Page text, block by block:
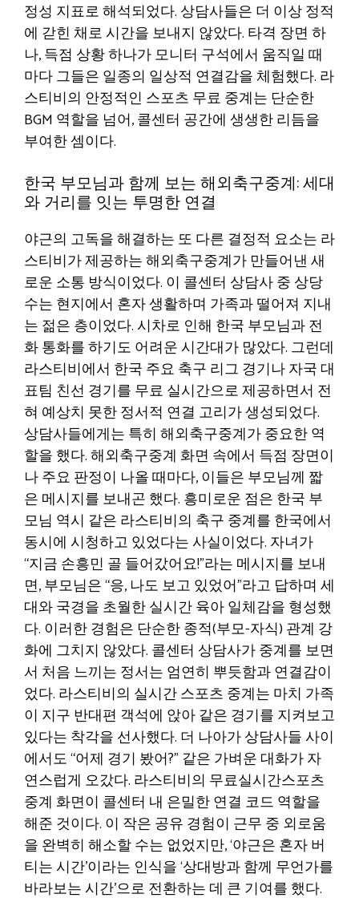
정성 지표로 해석되었다. 상담사들은 더 이상 정적
에 갇힌 채로 시간을 보내지 않았다. 타격 장면 하
나, 득점 상황 하나가 모니터 구석에서 움직일 때
마다 그들은 일종의 일상적 연결감을 체험했다. 라
스티비의 안정적인 스포츠 무료 중계는 단순한
BGM 역할을 넘어, 콜센터 공간에 생생한 리듬을
부여한 셈이다.
한국 부모님과 함께 보는 해외축구중계: 세대
와 거리를 잇는 투명한 연결
야근의 고독을 해결하는 또 다른 결정적 요소는 라
스티비가 제공하는 해외축구중계가 만들어낸 새
로운 소통 방식이었다. 이 콜센터 상담사 중 상당
수는 현지에서 혼자 생활하며 가족과 떨어져 지내
는 젊은 층이었다. 시차로 인해 한국 부모님과 전
화 통화를 하기도 어려운 시간대가 많았다. 그런데
라스티비에서 한국 주요 축구 리그 경기나 자국 대
표팀 친선 경기를 무료 실시간으로 제공하면서 전
혀 예상치 못한 정서적 연결 고리가 생성되었다.
상담사들에게는 특히 해외축구중계가 중요한 역
할을 했다. 해외축구중계 화면 속에서 득점 장면이
나 주요 판정이 나올 때마다, 이들은 부모님께 짧
은 메시지를 보내곤 했다. 흥미로운 점은 한국 부
모님 역시 같은 라스티비의 축구 중계를 한국에서
동시에 시청하고 있었다는 사실이었다. 자녀가
“지금 손흥민 골 들어갔어요!”라는 메시지를 보내
면, 부모님은 “응, 나도 보고 있었어”라고 답하며 세
대와 국경을 초월한 실시간 육아 일체감을 형성했
다. 이러한 경험은 단순한 종적(부모-자식) 관계 강
화에 그치지 않았다. 콜센터 상담사가 중계를 보면
서 처음 느끼는 정서는 엄연히 뿌듯함과 연결감이
었다. 라스티비의 실시간 스포츠 중계는 마치 가족
이 지구 반대편 객석에 앉아 같은 경기를 지켜보고
있다는 착각을 선사했다. 더 나아가 상담사들 사이
에서도 “어제 경기 봤어?” 같은 가벼운 대화가 자
연스럽게 오갔다. 라스티비의 무료실시간스포츠
중계 화면이 콜센터 내 은밀한 연결 코드 역할을
해준 것이다. 이 작은 공유 경험이 근무 중 외로움
을 완벽히 해소할 수는 없었지만, ‘야근은 혼자 버
티는 시간’이라는 인식을 ‘상대방과 함께 무언가를
바라보는 시간’으로 전환하는 데 큰 기여를 했다.